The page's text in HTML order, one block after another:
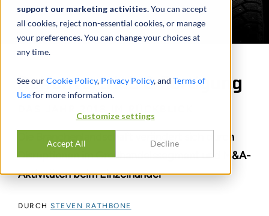
support our marketing activities.You can accept
all cookies, reject non-essential cookies, or manage
your preferences. You can change your choices at
any time.
See ourCookie Policy, Privacy Policy, and Terms of
Usefor more information.
Customize settings
Accept All Decline
Reifenvertrieb & Fertigung
Die Branchenlandschaft verändert sich durch
Disruptionen im Großhandelssegment und M&A-
Aktivitäten beim Einzelhandel
DURCH STEVEN RATHBONE